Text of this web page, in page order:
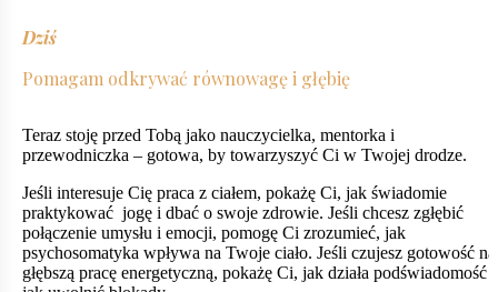
Dziś
Pomagam odkrywać równowagę i głębię
Teraz stoję przed Tobą jako nauczycielka, mentorka i
przewodniczka – gotowa, by towarzyszyć Ci w Twojej drodze.
Jeśli interesuje Cię praca z ciałem, pokażę Ci, jak świadomie
praktykować jogę i dbać o swoje zdrowie. Jeśli chcesz zgłębić
połączenie umysłu i emocji, pomogę Ci zrozumieć, jak
psychosomatyka wpływa na Twoje ciało. Jeśli czujesz gotowość na
głębszą pracę energetyczną, pokażę Ci, jak działa podświadomość i